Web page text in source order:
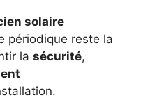
solaire
périodique reste la
la sécurité,